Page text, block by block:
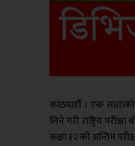
काठमाडौँ । एक
लिने गरी राष्ट्रिय
कक्षा १२ को अन्तिम